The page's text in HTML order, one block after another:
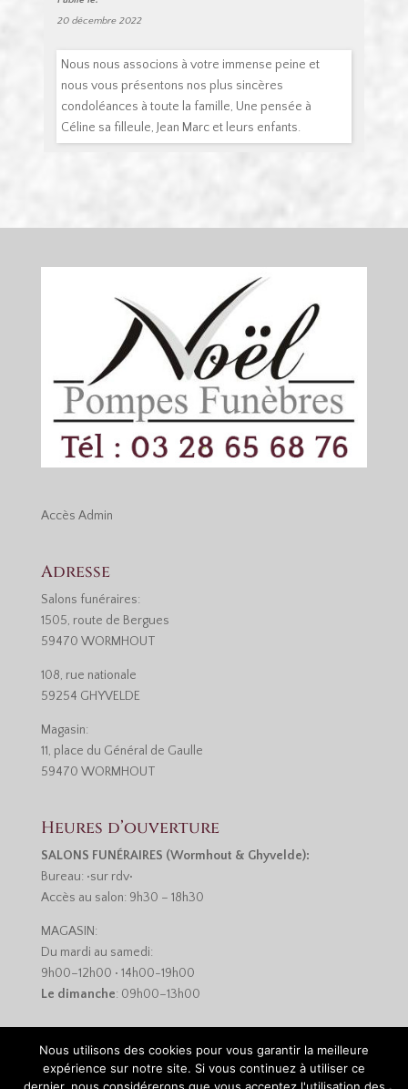
20 décembre 2022
Nous nous associons à votre immense peine et
nous vous présentons nos plus sincères
condoléances à toute la famille, Une pensée à
Céline sa filleule, Jean Marc et leurs enfants.
Accès Admin
Adresse
Salons funéraires:
1505, route de Bergues
59470 WORMHOUT
108, rue nationale
59254 GHYVELDE
Magasin:
11, place du Général de Gaulle
59470 WORMHOUT
Heures d’ouverture
SALONS FUNÉRAIRES (Wormhout & Ghyvelde):
Bureau: •sur rdv•
Accès au salon: 9h30 – 18h30
MAGASIN:
Du mardi au samedi:
9h00–12h00 • 14h00-19h00
Le dimanche: 09h00–13h00
Nous utilisons des cookies pour vous garantir la meilleure
expérience sur notre site. Si vous continuez à utiliser ce